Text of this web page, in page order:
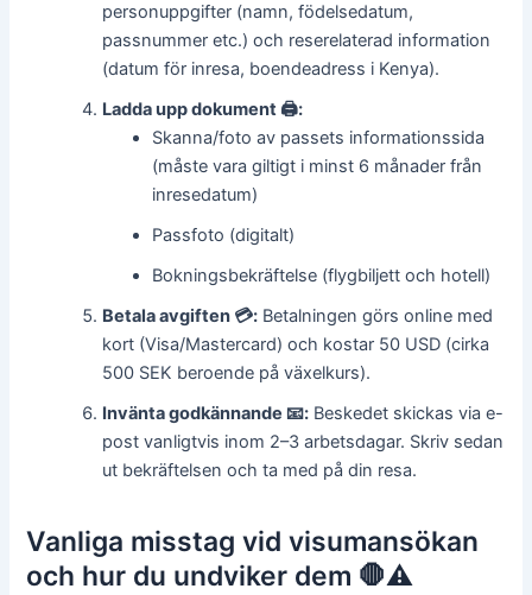
personuppgifter (namn, födelsedatum,
passnummer etc.) och reserelaterad information
(datum för inresa, boendeadress i Kenya).
Ladda upp dokument 🖨️:
Skanna/foto av passets informationssida
(måste vara giltigt i minst 6 månader från
inresedatum)
Passfoto (digitalt)
Bokningsbekräftelse (flygbiljett och hotell)
Betala avgiften 💳: Betalningen görs online med
kort (Visa/Mastercard) och kostar 50 USD (cirka
500 SEK beroende på växelkurs).
Invänta godkännande 📧: Beskedet skickas via e-
post vanligtvis inom 2–3 arbetsdagar. Skriv sedan
ut bekräftelsen och ta med på din resa.
Vanliga misstag vid visumansökan
och hur du undviker dem 🛑⚠️